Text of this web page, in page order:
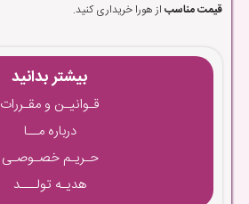
قیمت مناسب از هورا خریداری کنید.
بیشتر بدانید
قـوانیـن و مقـررات
درباره مــا
حـریـم خصـوصـی
هدیـه تولـــد